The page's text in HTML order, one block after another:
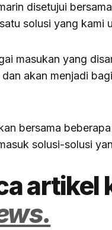
disetujui
solusi yang kami
masukan yang
akan menjadi
bersama
solusi-solusi
artikel